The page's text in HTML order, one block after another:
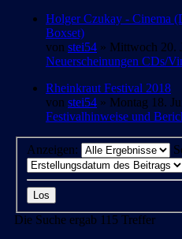
Holger Czukay - Cinema
Boxset)
von stei54 » Mittwoch 20.
Neuerscheinungen CDs/
Rheinkraut Festival 2018
von stei54 » Montag 18.
Festivalhinweise und
Anzeigen:
Die Suche ergab 115 Treffer